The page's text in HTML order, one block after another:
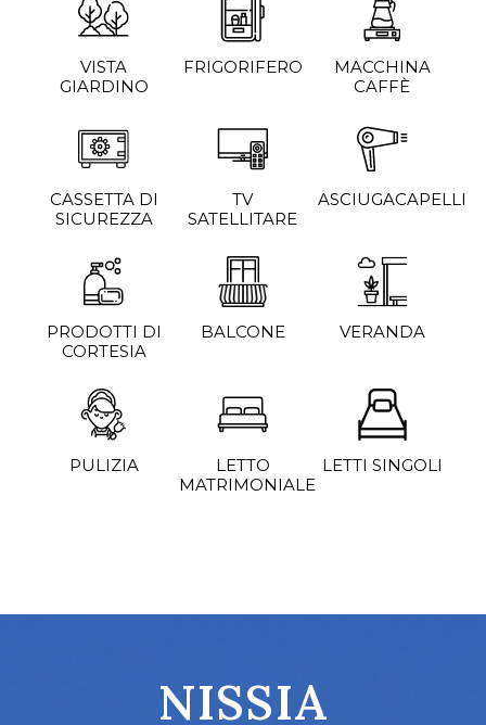
VISTA
GIARDINO
FRIGORIFERO
MACCHINA
CAFFÈ
CASSETTA DI
SICUREZZA
TV
SATELLITARE
ASCIUGACAPELLI
PRODOTTI DI
CORTESIA
BALCONE VERANDA
PULIZIA
LETTO
MATRIMONIALE
LETTI SINGOLI
NISSIA